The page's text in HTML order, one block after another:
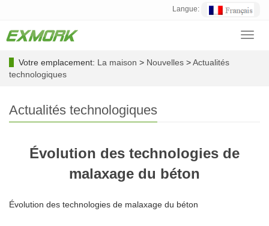
Langue:
Votre emplacement: La maison > Nouvelles >Actualités
technologiques
Actualités technologiques
Évolution des technologies de
malaxage du béton
Évolution des technologies de malaxage du béton